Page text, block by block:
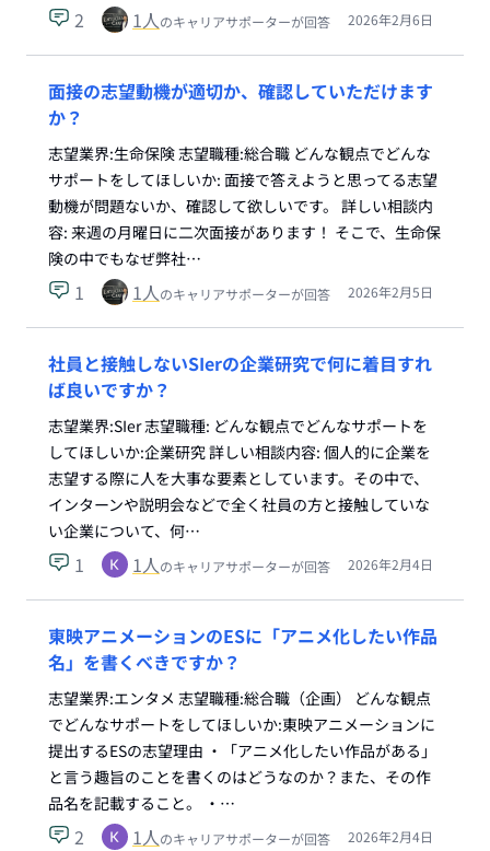
2 1人のキャリアサポーターが回答 2026年2月6日
面接の志望動機が適切か、確認していただけます
か？
志望業界:生命保険 志望職種:総合職 どんな観点でどんな
サポートをしてほしいか: 面接で答えようと思ってる志望
動機が問題ないか、確認して欲しいです。 詳しい相談内
容: 来週の月曜日に二次面接があります！ そこで、生命保
険の中でもなぜ弊社…
1 1人のキャリアサポーターが回答 2026年2月5日
社員と接触しないSIerの企業研究で何に着目すれ
ば良いですか？
志望業界:SIer 志望職種: どんな観点でどんなサポートを
してほしいか:企業研究 詳しい相談内容: 個人的に企業を
志望する際に人を大事な要素としています。その中で、
インターンや説明会などで全く社員の方と接触していな
い企業について、何…
1 1人のキャリアサポーターが回答 2026年2月4日
東映アニメーションのESに「アニメ化したい作品
名」を書くべきですか？
志望業界:エンタメ 志望職種:総合職（企画） どんな観点
でどんなサポートをしてほしいか:東映アニメーションに
提出するESの志望理由 ・「アニメ化したい作品がある」
と言う趣旨のことを書くのはどうなのか？また、その作
品名を記載すること。 ・…
2 1人のキャリアサポーターが回答 2026年2月4日